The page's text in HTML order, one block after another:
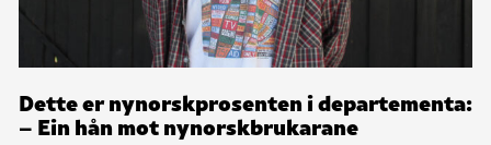
Dette er nynorskprosenten i departementa:
– Ein hån mot nynorskbrukarane